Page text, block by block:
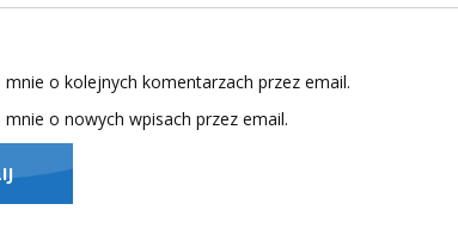
o kolejnych komentarzach przez email.
o nowych wpisach przez email.